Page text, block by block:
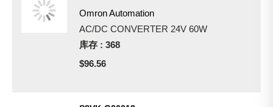
Omron Automation
AC/DC CONVERTER 24V 60W
库存 : 368
$96.56